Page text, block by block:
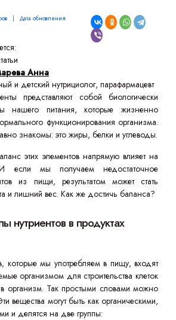
| Дата обновления:
Анна
и детский нутрициолог, парафармацевт
представляют собой биологически
нашего питания, которые жизненно
функционирования организма.
знакомы: это жиры, белки и углеводы.
этих элементов напрямую влияет на
если мы получаем недостаточное
из пищи, результатом может стать
и лишний вес. Как же достичь баланса?
нутриентов в продуктах
которые мы употребляем в пищу, входят
организмом для строительства клеток
в организм. Так простыми словами можно
вещества могут быть как органическими,
и делятся на две группы: